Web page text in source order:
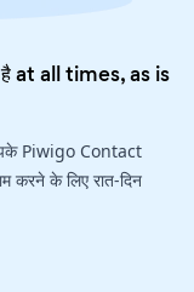
at all times, as is
आपके Piwigo Contact
के लिए रात-दिन